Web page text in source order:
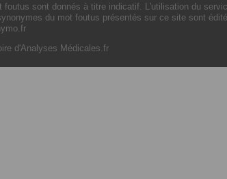
sont donnés à titre indicatif. L'utilisation du
du mot foutus présentés sur ce site sont
d'Analyses Médicales.fr